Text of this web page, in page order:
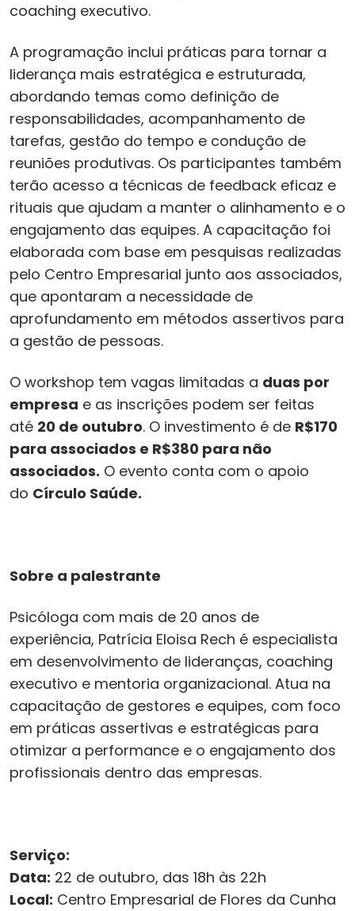
coaching executivo.
A programação inclui práticas para tornar a
liderança mais estratégica e estruturada,
abordando temas como definição de
responsabilidades, acompanhamento de
tarefas, gestão do tempo e condução de
reuniões produtivas. Os participantes também
terão acesso a técnicas de feedback eficaz e
rituais que ajudam a manter o alinhamento e o
engajamento das equipes. A capacitação foi
elaborada com base em pesquisas realizadas
pelo Centro Empresarial junto aos associados,
que apontaram a necessidade de
aprofundamento em métodos assertivos para
a gestão de pessoas.
O workshop tem vagas limitadas a duas por
empresa e as inscrições podem ser feitas
até 20 de outubro. O investimento é de R$170
para associados e R$380 para não
associados. O evento conta com o apoio
do Círculo Saúde.
Sobre a palestrante
Psicóloga com mais de 20 anos de
experiência, Patrícia Eloisa Rech é especialista
em desenvolvimento de lideranças, coaching
executivo e mentoria organizacional. Atua na
capacitação de gestores e equipes, com foco
em práticas assertivas e estratégicas para
otimizar a performance e o engajamento dos
profissionais dentro das empresas.
Serviço:
Data: 22 de outubro, das 18h às 22h
Local: Centro Empresarial de Flores da Cunha